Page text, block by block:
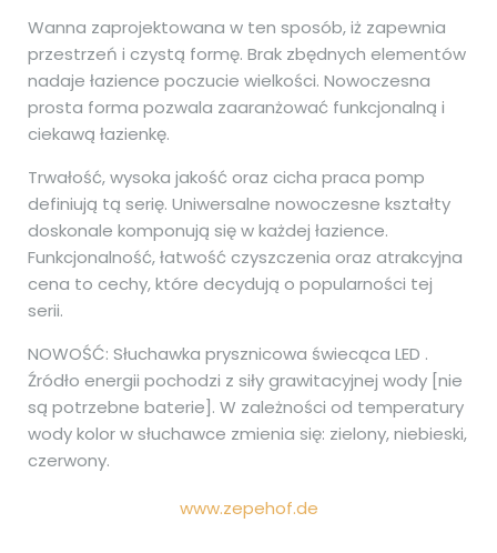
Wanna zaprojektowana w ten sposób, iż zapewnia
przestrzeń i czystą formę. Brak zbędnych elementów
nadaje łazience poczucie wielkości. Nowoczesna
prosta forma pozwala zaaranżować funkcjonalną i
ciekawą łazienkę.
Trwałość, wysoka jakość oraz cicha praca pomp
definiują tą serię. Uniwersalne nowoczesne kształty
doskonale komponują się w każdej łazience.
Funkcjonalność, łatwość czyszczenia oraz atrakcyjna
cena to cechy, które decydują o popularności tej
serii.
NOWOŚĆ: Słuchawka prysznicowa świecąca LED .
Źródło energii pochodzi z siły grawitacyjnej wody [nie
są potrzebne baterie]. W zależności od temperatury
wody kolor w słuchawce zmienia się: zielony, niebieski,
czerwony.
www.zepehof.de